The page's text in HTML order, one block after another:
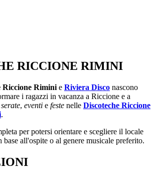
RICCIONE RIMINI
Riccione Rimini e Riviera Disco nascono
i ragazzi in vacanza a Riccione e a
serate, eventi e feste nelle Discoteche Riccione
.
per potersi orientare e scegliere il locale
all'ospite o al genere musicale preferito.